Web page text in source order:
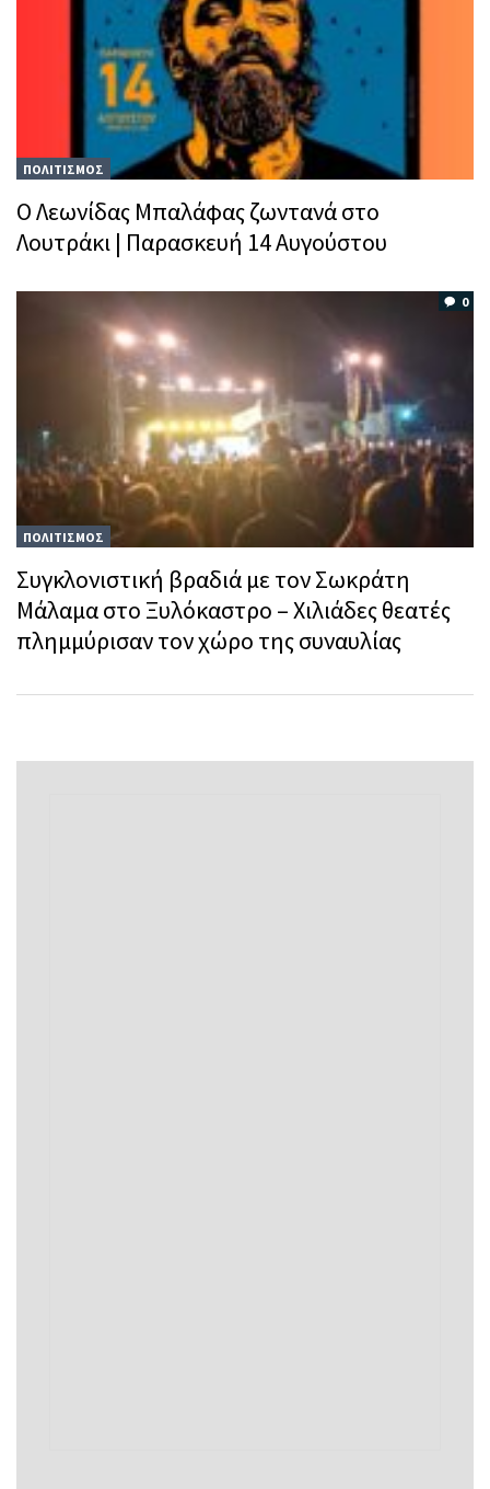
ΠΟΛΙΤΙΣΜΟΣ
Ο Λεωνίδας Μπαλάφας ζωντανά στο
Λουτράκι | Παρασκευή 14 Αυγούστου
0
ΠΟΛΙΤΙΣΜΟΣ
Συγκλονιστική βραδιά με τον Σωκράτη
Μάλαμα στο Ξυλόκαστρο – Χιλιάδες θεατές
πλημμύρισαν τον χώρο της συναυλίας